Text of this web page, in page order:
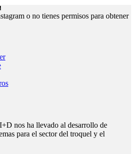
o no tienes permisos para obtener
nos ha llevado al desarrollo de
para el sector del troquel y el